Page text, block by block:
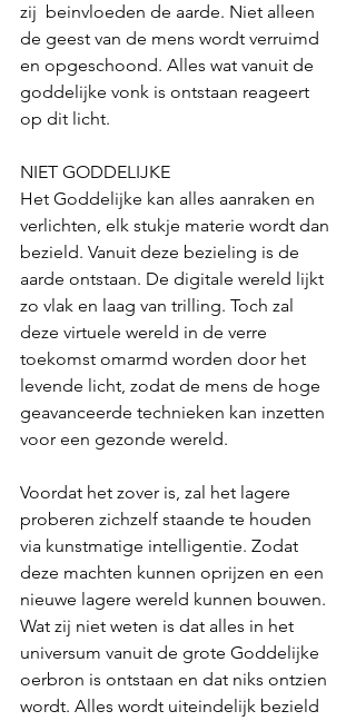
zij  beinvloeden de aarde. Niet alleen
de geest van de mens wordt verruimd
en opgeschoond. Alles wat vanuit de
goddelijke vonk is ontstaan reageert
op dit licht.
NIET GODDELIJKE
Het Goddelijke kan alles aanraken en
verlichten, elk stukje materie wordt dan
bezield. Vanuit deze bezieling is de
aarde ontstaan. De digitale wereld lijkt
zo vlak en laag van trilling. Toch zal
deze virtuele wereld in de verre
toekomst omarmd worden door het
levende licht, zodat de mens de hoge
geavanceerde technieken kan inzetten
voor een gezonde wereld.
Voordat het zover is, zal het lagere
proberen zichzelf staande te houden
via kunstmatige intelligentie. Zodat
deze machten kunnen oprijzen en een
nieuwe lagere wereld kunnen bouwen.
Wat zij niet weten is dat alles in het
universum vanuit de grote Goddelijke
oerbron is ontstaan en dat niks ontzien
wordt. Alles wordt uiteindelijk bezield